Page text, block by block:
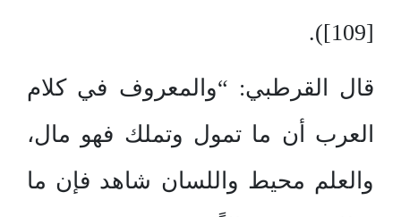
[109]).
قال القرطبي: “والمعروف في كلام
العرب أن ما تمول وتملك فهو مال،
والعلم محيط واللسان شاهد فإن ما